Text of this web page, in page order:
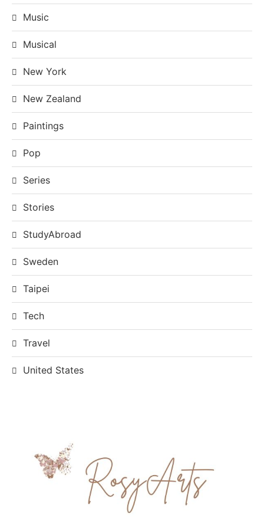
Music
Musical
New York
New Zealand
Paintings
Pop
Series
Stories
StudyAbroad
Sweden
Taipei
Tech
Travel
United States